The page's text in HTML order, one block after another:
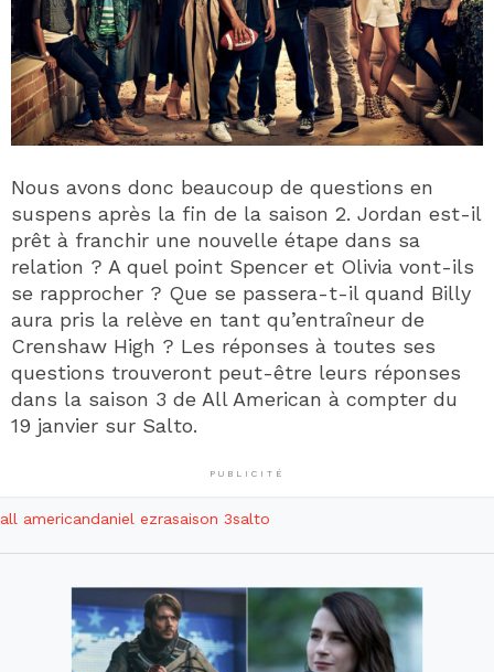
Nous avons donc beaucoup de questions en
suspens après la fin de la saison 2. Jordan est-il
prêt à franchir une nouvelle étape dans sa
relation ? A quel point Spencer et Olivia vont-ils
se rapprocher ? Que se passera-t-il quand Billy
aura pris la relève en tant qu’entraîneur de
Crenshaw High ? Les réponses à toutes ses
questions trouveront peut-être leurs réponses
dans la saison 3 de All American à compter du
19 janvier sur Salto.
PUBLICITÉ
all americandaniel ezrasaison 3salto